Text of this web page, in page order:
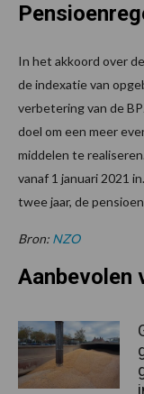
In het akkoord over
de indexatie van
verbetering van de
doel om een meer
middelen te
vanaf 1 januari 2021
twee jaar, de
Bron: NZO
Aanbevolen